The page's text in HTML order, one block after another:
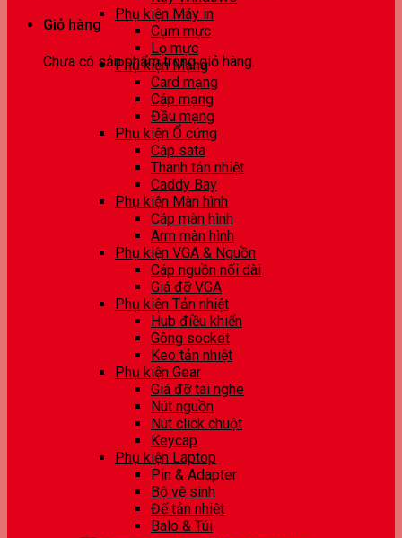
Giỏ hàng
Chưa có sản phẩm trong giỏ hàng.
Phụ kiện Máy in
Cụm mực
Lọ mực
Phụ kiện Mạng
Card mạng
Cáp mạng
Đầu mạng
Phụ kiện Ổ cứng
Cáp sata
Thanh tản nhiệt
Caddy Bay
Phụ kiện Màn hình
Cáp màn hình
Arm màn hình
Phụ kiện VGA & Nguồn
Cáp nguồn nối dài
Giá đỡ VGA
Phụ kiện Tản nhiệt
Hub điều khiển
Gông socket
Keo tản nhiệt
Phụ kiện Gear
Giá đỡ tai nghe
Nút nguồn
Nút click chuột
Keycap
Phụ kiện Laptop
Pin & Adapter
Bộ vệ sinh
Đế tản nhiệt
Balo & Túi